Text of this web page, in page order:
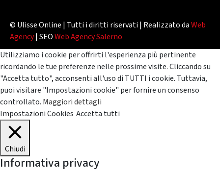
© Ulisse Online | Tutti i diritti riservati | Realizzato daWeb
Agency| SEOWeb Agency Salerno
Utilizziamo i cookie per offrirti l'esperienza più pertinente
ricordando le tue preferenze nelle prossime visite. Cliccando su
"Accetta tutto", acconsenti all'uso di TUTTI i cookie. Tuttavia,
puoi visitare "Impostazioni cookie" per fornire un consenso
controllato. Maggiori dettagli
Impostazioni Cookies Accetta tutti
Chiudi
Informativa privacy